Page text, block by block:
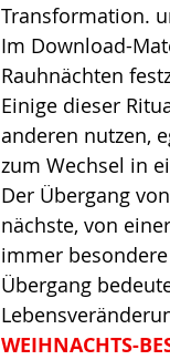
Transformation.
Im Download-
Rauhnächten
Einige dieser
anderen nutzen,
zum Wechsel in
Der Übergang
nächste, von
immer
Übergang
WEIHNACHTS-